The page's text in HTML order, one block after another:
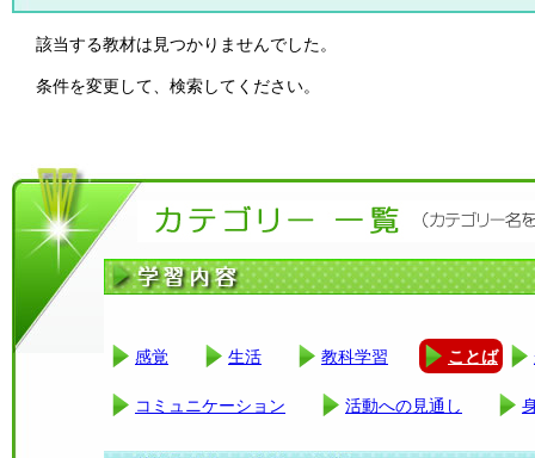
該当する教材は見つかりませんでした。
条件を変更して、検索してください。
感覚 生活 教科学習 ことば
コミュニケーション 活動への見通し